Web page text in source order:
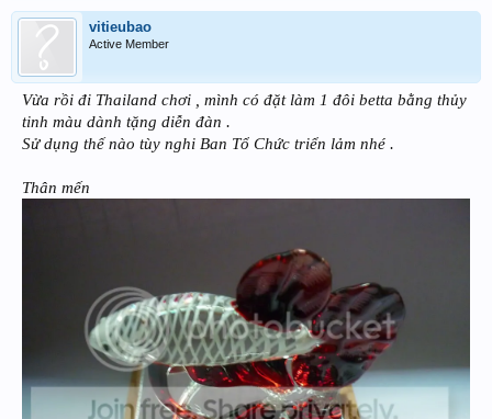
vitieubao
Active Member
Vừa rồi đi Thailand chơi , mình có đặt làm 1 đôi betta bằng thủy
tinh màu dành tặng diễn đàn .
Sử dụng thế nào tùy nghi Ban Tổ Chức triển lảm nhé .
Thân mến